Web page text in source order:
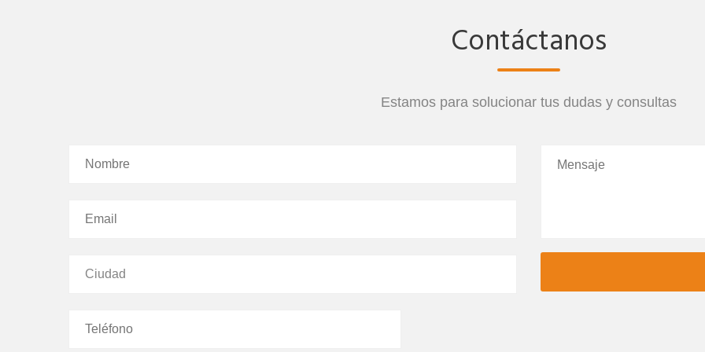
Contáctanos
Estamos para solucionar tus dudas y consultas